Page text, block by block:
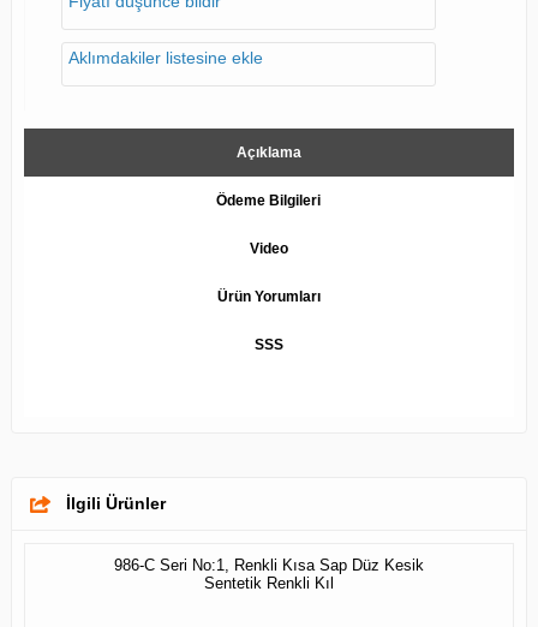
Aklımdakiler listesine ekle
Açıklama
Ödeme Bilgileri
Video
Ürün Yorumları
SSS
İlgili Ürünler
986-C Seri No:1, Renkli Kısa Sap Düz Kesik
Sentetik Renkli Kıl